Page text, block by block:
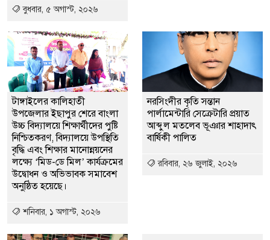
বুধবার, ৫ অগাস্ট, ২০২৬
টাঙ্গাইলের কালিহাতী
উপজেলার ইছাপুর শেরে বাংলা
উচ্চ বিদ্যালয়ে শিক্ষার্থীদের পুষ্টি
নিশ্চিতকরণ, বিদ্যালয়ে উপস্থিতি
বৃদ্ধি এবং শিক্ষার মানোন্নয়নের
লক্ষ্যে ‘মিড-ডে মিল’ কার্যক্রমের
উদ্বোধন ও অভিভাবক সমাবেশ
অনুষ্ঠিত হয়েছে।
শনিবার, ১ অগাস্ট, ২০২৬
নরসিংদীর কৃতি সন্তান
পার্লামেন্টারি সেক্রেটারি প্রয়াত
আব্দুল মতলেব ভূঞার শাহাদাৎ
বার্ষিকী পালিত
রবিবার, ২৬ জুলাই, ২০২৬